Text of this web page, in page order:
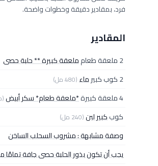
فرد، بمقادير دقيقة وخطوات واضحة.
المقادير
2 ملعقة طعام
ملعقة كبيرة ** حلبة حصى
2 كوب كبير
ماء(480 مل)
4 ملعقة كبيرة *ملعقة طعام* سكر أبيض
كوبكبير لبن(240 مل)
وصفة مشابهة : مشروب السحلب الساخن
يجب أن تكون بذور الحلبة حصى جافة تمامًا